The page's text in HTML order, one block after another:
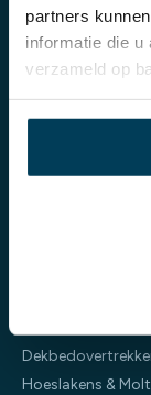
partners
informatie die u
verzameld op
Al meer dan 70
Producten
Hoeslakens &